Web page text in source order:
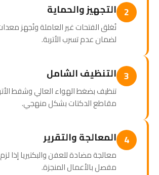
2 التجهيز والحماية
نُغلق الفتحات غير العاملة ونُجهز
لضمان عدم تسرب الأتربة.
3 التنظيف الشامل
تنظيف بضغط الهواء العالي وشفط
مقاطع الدكتات بشكل منهجي.
4 المعالجة والتقرير
معالجة مضادة للعفن والبكتيريا إذا
مفصل بالأعمال المنجزة.